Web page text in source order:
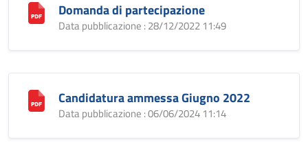
Domanda di partecipazione
Data pubblicazione : 28/12/2022 11:49
Candidatura ammessa Giugno 2022
Data pubblicazione : 06/06/2024 11:14